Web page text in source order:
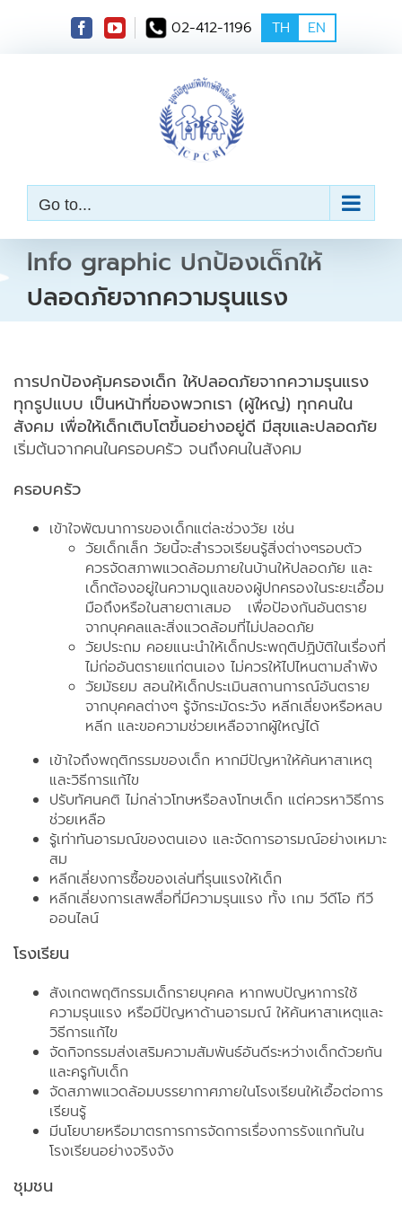
t
02-412-1196 TH EN
Go to...
Info graphic ปกป้องเด็กให้
ปลอดภัยจากความรุนแรง
การปกป้องคุ้มครองเด็ก ให้ปลอดภัยจากความรุนแรง
ทุกรูปแบบ เป็นหน้าที่ของพวกเรา (ผู้ใหญ่) ทุกคนใน
สังคม เพื่อให้เด็กเติบโตขึ้นอย่างอยู่ดี มีสุขและปลอดภัย
เริ่มต้นจากคนในครอบครัว จนถึงคนในสังคม
ครอบครัว
เข้าใจพัฒนาการของเด็กแต่ละช่วงวัย เช่น
วัยเด็กเล็ก วัยนี้จะสำรวจเรียนรู้สิ่งต่างๆรอบตัว
ควรจัดสภาพแวดล้อมภายในบ้านให้ปลอดภัย และ
เด็กต้องอยู่ในความดูแลของผู้ปกครองในระยะเอื้อม
มือถึงหรือในสายตาเสมอ เพื่อป้องกันอันตราย
จากบุคคลและสิ่งแวดล้อมที่ไม่ปลอดภัย
วัยประถม คอยแนะนำให้เด็กประพฤติปฏิบัติในเรื่องที่
ไม่ก่ออันตรายแก่ตนเอง ไม่ควรให้ไปไหนตามลำพัง
วัยมัธยม สอนให้เด็กประเมินสถานการณ์อันตราย
จากบุคคลต่างๆ รู้จักระมัดระวัง หลีกเลี่ยงหรือหลบ
หลีก และขอความช่วยเหลือจากผู้ใหญ่ได้
เข้าใจถึงพฤติกรรมของเด็ก หากมีปัญหาให้ค้นหาสาเหตุ
และวิธีการแก้ไข
ปรับทัศนคติ ไม่กล่าวโทษหรือลงโทษเด็ก แต่ควรหาวิธีการ
ช่วยเหลือ
รู้เท่าทันอารมณ์ของตนเอง และจัดการอารมณ์อย่างเหมาะ
สม
หลีกเลี่ยงการซื้อของเล่นที่รุนแรงให้เด็ก
หลีกเลี่ยงการเสพสื่อที่มีความรุนแรง ทั้ง เกม วีดีโอ ทีวี
ออนไลน์
โรงเรียน
สังเกตพฤติกรรมเด็กรายบุคคล หากพบปัญหาการใช้
ความรุนแรง หรือมีปัญหาด้านอารมณ์ ให้ค้นหาสาเหตุและ
วิธีการแก้ไข
จัดกิจกรรมส่งเสริมความสัมพันธ์อันดีระหว่างเด็กด้วยกัน
และครูกับเด็ก
จัดสภาพแวดล้อมบรรยากาศภายในโรงเรียนให้เอื้อต่อการ
เรียนรู้
มีนโยบายหรือมาตรการการจัดการเรื่องการรังแกกันใน
โรงเรียนอย่างจริงจัง
ชุมชน